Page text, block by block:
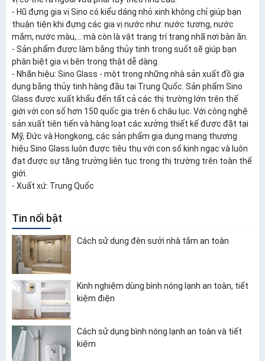
- Hũ đựng gia vị Sino có kiểu dáng nhỏ xinh không chỉ giúp bạn
thuận tiện khi đựng các gia vị nước như: nước tương, nước
mắm, nước màu,… mà còn là vật trang trí trang nhã nơi bàn ăn.
- Sản phẩm được làm bằng thủy tinh trong suốt sẽ giúp bạn
phân biệt gia vị bên trong thật dễ dàng.
- Nhãn hiệu: Sino Glass - một trong những nhà sản xuất đồ gia
dụng bằng thủy tinh hàng đầu tại Trung Quốc. Sản phẩm Sino
Glass được xuất khẩu đến tất cả các thị trường lớn trên thế
giới với con số hơn 150 quốc gia trên 6 châu lục. Với công nghệ
sản xuất tiên tiến và hàng loạt các xưởng thiết kế được đặt tại
Mỹ, Đức và Hongkong, các sản phẩm gia dụng mang thương
hiệu Sino Glass luôn được tiêu thụ với con số kinh ngạc và luôn
đạt được sự tăng trưởng liên tục trong thị trường trên toàn thế
giới.
- Xuất xứ: Trung Quốc
Tin nổi bật
Cách sử dụng đèn sưởi nhà tắm an toàn
Kinh nghiệm dùng bình nóng lạnh an toàn, tiết
kiệm điện
Cách sử dụng bình nóng lạnh an toàn và tiết
kiệm